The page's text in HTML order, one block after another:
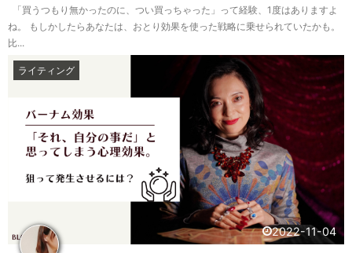
「買うつもり無かったのに、つい買っちゃった」って経験、1度はありますよ
ね。 もしかしたらあなたは、おとり効果を使った戦略に乗せられていたかも。
比...
2022-11-04
ライティング